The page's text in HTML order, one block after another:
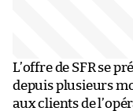
L’offre de SFR se
depuis plusieurs
aux clients de